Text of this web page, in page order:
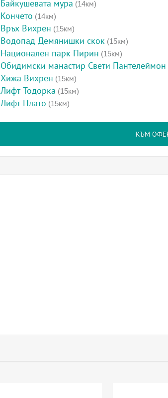
Байкушевата мура (14км)
Кончето (14км)
Връх Вихрен (15км)
Водопад Демянишки скок (15км)
Национален парк Пирин (15км)
Обидимски манастир Свети Пантелеймон
Хижа Вихрен (15км)
Лифт Тодорка (15км)
Лифт Плато (15км)
КЪМ